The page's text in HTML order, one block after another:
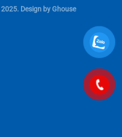
2025. Design by Ghouse